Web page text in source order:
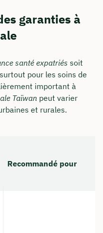
garanties à
santé expatriés soit
pour les soins de
important à
Taïwan peut varier
et rurales.
Recommandé pour
au vendredi de